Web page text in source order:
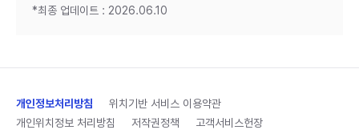
*최종 업데이트 : 2026.06.10
개인정보처리방침
위치기반 서비스 이용약관
개인위치정보 처리방침
저작권정책 고객서비스헌장